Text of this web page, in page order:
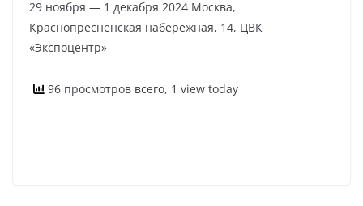
29 ноября — 1 декабря 2024 Москва,
Краснопресненская набережная, 14, ЦВК
«Экспоцентр»
96 просмотров всего, 1 view today